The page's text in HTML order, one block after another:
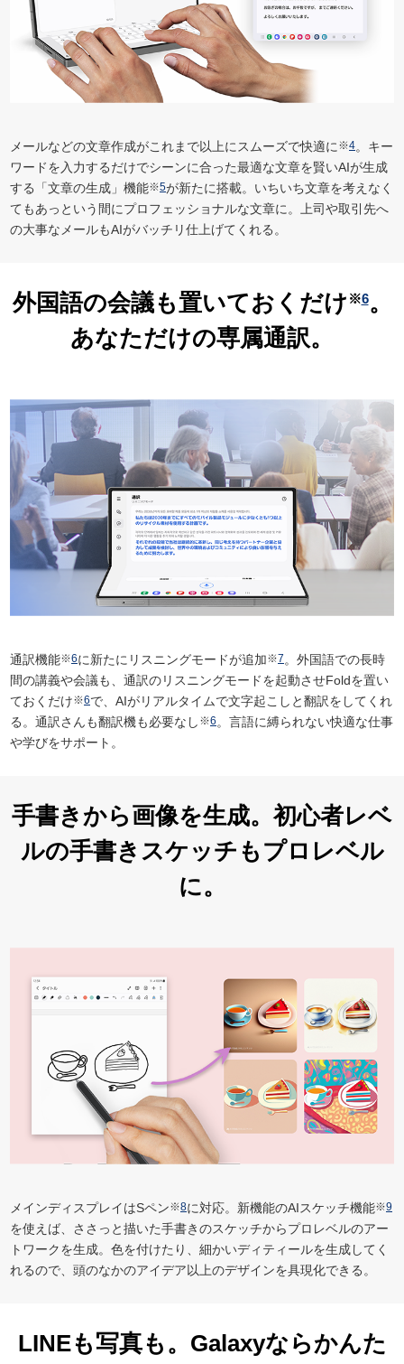
メールなどの文章作成がこれまで以上にスムーズで快適に ※4。キー
ワードを入力するだけでシーンに合った最適な文章を賢いAIが生成
する「文章の生成」機能※5が新たに搭載。いちいち文章を考えなく
てもあっという間にプロフェッショナルな文章に。上司や取引先へ
の大事なメールもAIがバッチリ仕上げてくれる。
外国語の会議も置いておくだけ ※6。
あなただけの専属通訳。
通訳機能※6に新たにリスニングモードが追加※7。外国語での長時
間の講義や会議も、通訳のリスニングモードを起動させFoldを置い
ておくだけ※6で、AIがリアルタイムで文字起こしと翻訳をしてくれ
る。通訳さんも翻訳機も必要なし ※6。言語に縛られない快適な仕事
や学びをサポート。
手書きから画像を生成。初心者レベ
ルの手書き スケッチもプロレベル
に。
メインディスプレイはSペン※8に対応。新機能のAIスケッチ機能※9
を使えば、ささっと描いた手書きのスケッチからプロレベルのアー
トワークを生成。色を付けたり、細かいディティールを生成してく
れるので、頭のなかのアイデア以上のデザインを具現化できる。
LINEも写真も。 Galaxyならかんた